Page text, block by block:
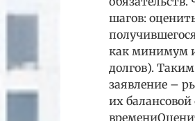
шагов:
как минимум
долгов).
заявление –
их